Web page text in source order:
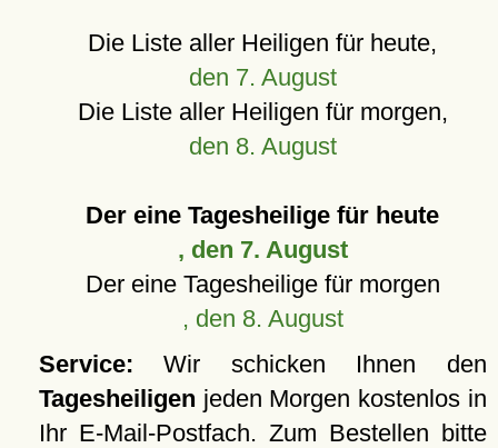
Die Liste aller Heiligen für heute,
den 7. August
Die Liste aller Heiligen für morgen,
den 8. August
Der eine Tagesheilige für heute
, den 7. August
Der eine Tagesheilige für morgen
, den 8. August
Service: Wir schicken Ihnen den
Tagesheiligen jeden Morgen kostenlos in
Ihr E-Mail-Postfach. Zum Bestellen bitte